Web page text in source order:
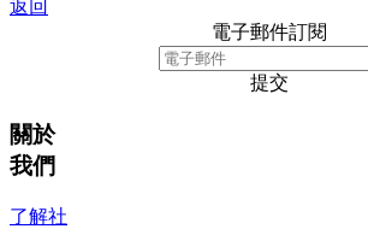
返回
電子郵件訂閱
提交
關於
我們
了解社